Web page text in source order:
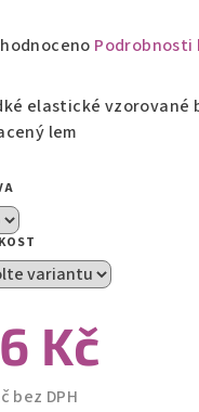
Podrobnosti
elastické vzorované
lem
Kč
bez DPH